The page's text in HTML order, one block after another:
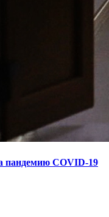
пандемию COVID-19